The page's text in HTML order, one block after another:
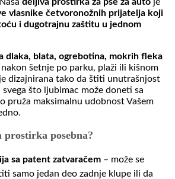
vlasnike četvoronožnih prijatelja koji
i dugotrajnu zaštitu u jednom
dlaka, blata, ogrebotina, mokrih fleka
nakon šetnje po parku, plaži ili kišnom
dizajnirana tako da štiti unutrašnjost
što ljubimac može doneti sa
pruža maksimalnu udobnost Vašem
prostirka posebna?
sa patent zatvaračem – može se
samo jedan deo zadnje klupe ili da